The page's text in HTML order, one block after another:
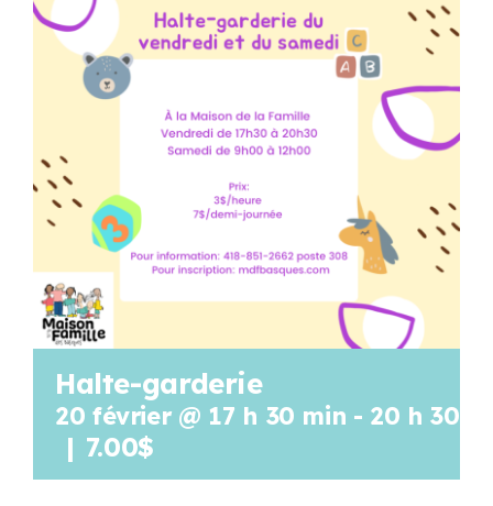
Programmation
Panier
OFFRES D’EMPLOI
Halte-garderie
20 février @ 17 h 30 min - 20 h 30
| 7.00$